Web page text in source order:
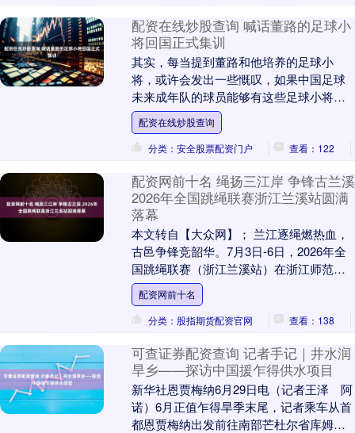
配资在线炒股查询 喊话董路的足球小
将回国正式集训
其实，每当提到董路和他培养的足球小
将，或许会发出一些慨叹，如果中国足球
未来成年队的球员能够有这些足球小将的
水平该有多好。 这也并不是说如今选拔上
来的这些国家队球....
配资在线炒股查询
分类：安全股票配资门户
查看：122
配资网前十名 绳扬三江岸 争锋古兰溪
2026年全国跳绳联赛浙江兰溪站圆满
落幕
本文转自【大众网】； 兰江逐绳燃热血，
古邑争锋竞韶华。7月3日-6日，2026年全
国跳绳联赛（浙江兰溪站）在浙江师范大
学行知学院综合体育中心体育馆隆重举
行。作为....
配资网前十名
分类：股指期货配资官网
查看：138
可查证券配资查询 记者手记｜井水润
旱乡——探访中国援乍得供水项目
新华社恩贾梅纳6月29日电（记者王泽 阿
诺）6月正值乍得旱季末尾，记者乘车从首
都恩贾梅纳出发前往南部芒杜尔省库姆拉